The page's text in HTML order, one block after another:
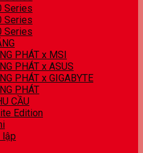
Series
Series
Series
PHÁT x MSI
PHÁT x ASUS
PHÁT x GIGABYTE
PHÁT
CẦU
Edition
lập